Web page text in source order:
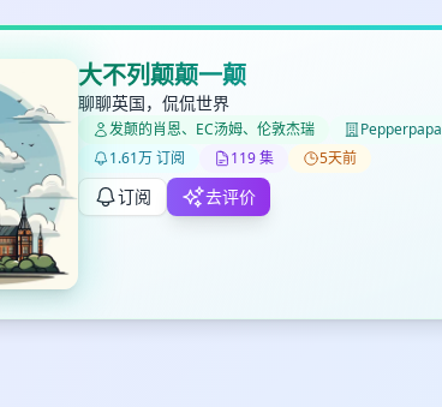
大不列颠颠一颠
聊聊英国，侃侃世界
发颠的肖恩、EC汤姆、伦敦杰瑞 Pepperpapa
1.61万 订阅
119 集 5天前
订阅 去评价
打分
键盘下留人
删除确认
加入播单